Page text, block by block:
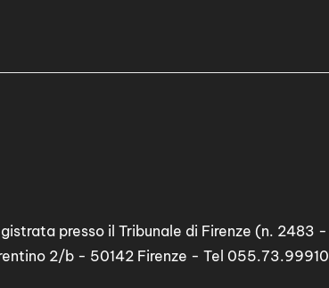
presso il Tribunale di Firenze (n. 2483 -
2/b - 50142 Firenze - Tel 055.73.99910